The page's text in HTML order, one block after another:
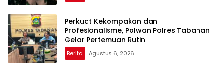
Perkuat Kekompakan dan
Profesionalisme, Polwan Polres Tabanan
Gelar Pertemuan Rutin
Berita Agustus 6, 2026